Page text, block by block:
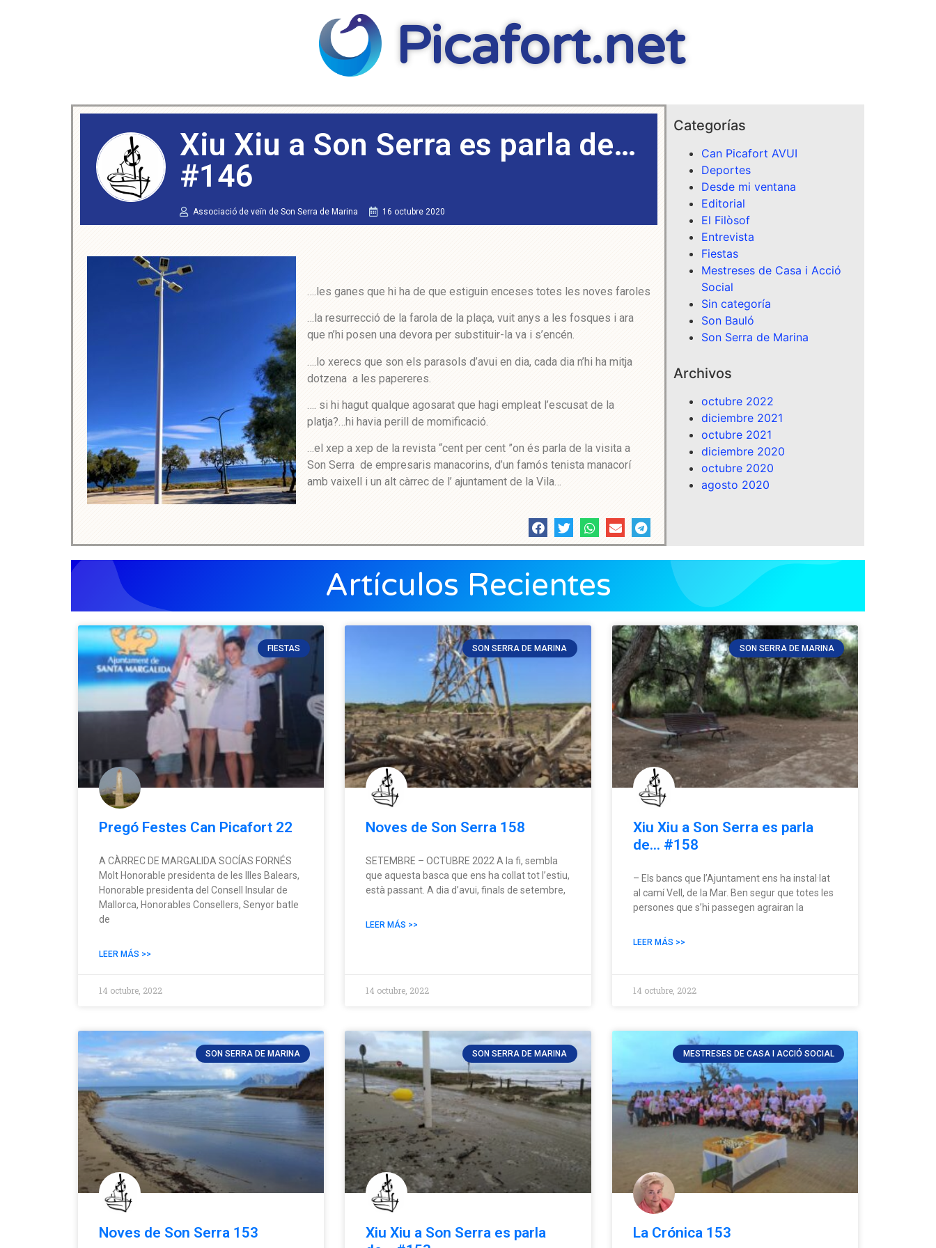
Picafort.net
Xiu Xiu a Son Serra es parla de…
#146
Associació de veïn de Son Serra de Marina 16 octubre 2020
….les ganes que hi ha de que estiguin enceses totes les noves faroles
…la resurrecció de la farola de la plaça, vuit anys a les fosques i ara
que n’hi posen una devora per substituir-la va i s’encén.
….lo xerecs que son els parasols d’avui en dia, cada dia n’hi ha mitja
dotzena a les papereres.
…. si hi hagut qualque agosarat que hagi empleat l’escusat de la
platja?…hi havia perill de momificació.
…el xep a xep de la revista “cent per cent ”on és parla de la visita a
Son Serra de empresaris manacorins, d’un famós tenista manacorí
amb vaixell i un alt càrrec de l’ ajuntament de la Vila…
Categorías
Can Picafort AVUI
Deportes
Desde mi ventana
Editorial
El Filòsof
Entrevista
Fiestas
Mestreses de Casa i Acció
Social
Sin categoría
Son Bauló
Son Serra de Marina
Archivos
octubre 2022
diciembre 2021
octubre 2021
diciembre 2020
octubre 2020
agosto 2020
Artículos Recientes
FIESTAS
Pregó Festes Can Picafort 22
A CÀRREC DE MARGALIDA SOCÍAS FORNÉS
Molt Honorable presidenta de les Illes Balears,
Honorable presidenta del Consell Insular de
Mallorca, Honorables Consellers, Senyor batle
de
LEER MÁS >>
14 octubre, 2022
SON SERRA DE MARINA
Noves de Son Serra 158
SETEMBRE – OCTUBRE 2022 A la fi, sembla
que aquesta basca que ens ha collat tot l’estiu,
està passant. A dia d’avui, finals de setembre,
LEER MÁS >>
14 octubre, 2022
SON SERRA DE MARINA
Xiu Xiu a Son Serra es parla
de… #158
– Els bancs que l’Ajuntament ens ha instal·lat
al camí Vell, de la Mar. Ben segur que totes les
persones que s’hi passegen agrairan la
LEER MÁS >>
14 octubre, 2022
SON SERRA DE MARINA
Noves de Son Serra 153
SON SERRA DE MARINA
Xiu Xiu a Son Serra es parla
MESTRESES DE CASA I ACCIÓ SOCIAL
La Crónica 153